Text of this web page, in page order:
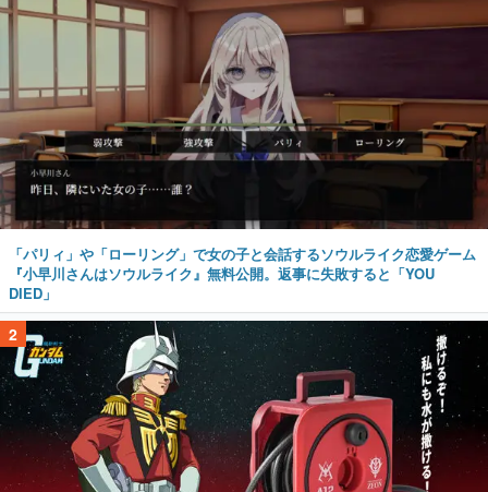
「パリィ」や「ローリング」で女の子と会話するソウルライク恋愛ゲーム
『小早川さんはソウルライク』無料公開。返事に失敗すると「YOU
DIED」
2